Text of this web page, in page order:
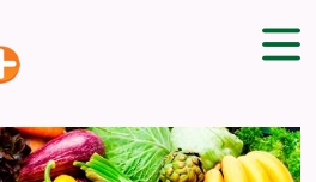
ДОМА
СОВЕТИ